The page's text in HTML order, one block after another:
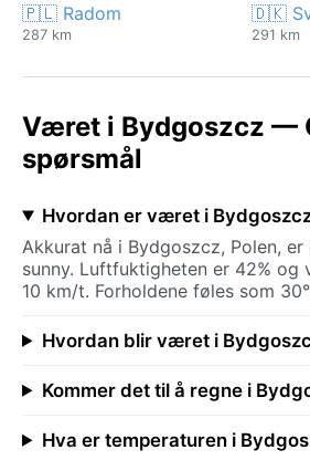
🇵🇱 Radom
287 km
🇩🇰
291 km
Været i Bydgoszcz —
spørsmål
Hvordan er været i
Akkurat nå i Bydgoszcz, Polen, er
sunny. Luftfuktigheten er 42% og
10 km/t. Forholdene føles som
Hvordan blir været i
Kommer det til å regne i
Hva er temperaturen i